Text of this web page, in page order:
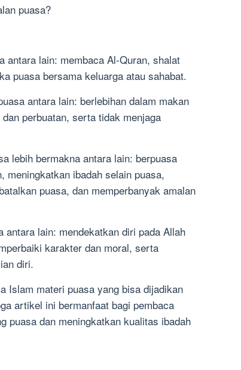
puasa?
antara lain: membaca Al-Quran, shalat
puasa bersama keluarga atau sahabat.
antara lain: berlebihan dalam makan
perbuatan, serta tidak menjaga
lebih bermakna antara lain: berpuasa
meningkatkan ibadah selain puasa,
puasa, dan memperbanyak amalan
lain: mendekatkan diri pada Allah
karakter dan moral, serta
diri.
Islam materi puasa yang bisa dijadikan
artikel ini bermanfaat bagi pembaca
puasa dan meningkatkan kualitas ibadah